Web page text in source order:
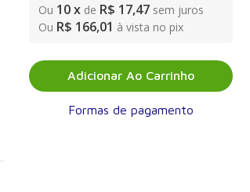
Ou 10x de R$ 17,47 sem juros
Ou R$ 166,01 à vista no pix
Adicionar Ao Carrinho
Formas de pagamento